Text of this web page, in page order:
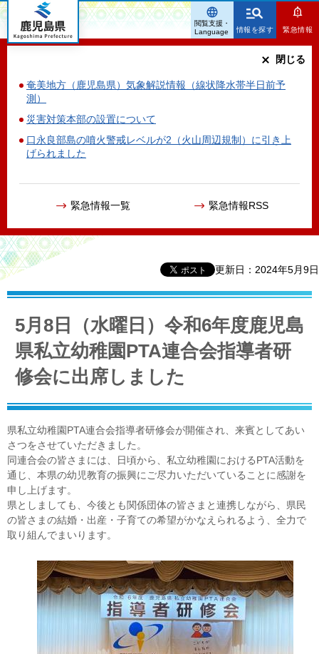
鹿児島県
情報を探す 緊急情報
奄美地方（鹿児島県）気象解説情報（線状降水帯半日前予
測）
災害対策本部の設置について
口永良部島の噴火警戒レベルが2（火山周辺規制）に引き上
げられました
緊急情報一覧 緊急情報RSS
閉じる
閲覧支援・
Language
更新日：2024年5月9日
5月8日（水曜日）令和6年度鹿児島
県私立幼稚園PTA連合会指導者研
修会に出席しました
県私立幼稚園PTA連合会指導者研修会が開催され、来賓としてあい
さつをさせていただきました。
同連合会の皆さまには、日頃から、私立幼稚園におけるPTA活動を
通じ、本県の幼児教育の振興にご尽力いただいていることに感謝を
申し上げます。
県としましても、今後とも関係団体の皆さまと連携しながら、県民
の皆さまの結婚・出産・子育ての希望がかなえられるよう、全力で
取り組んでまいります。